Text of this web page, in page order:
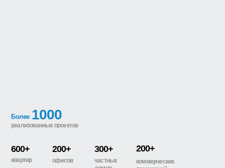
600+
квартир
200+
офисов
300+
частных
200+
коммерческих
Более 1000
реализованных проектов